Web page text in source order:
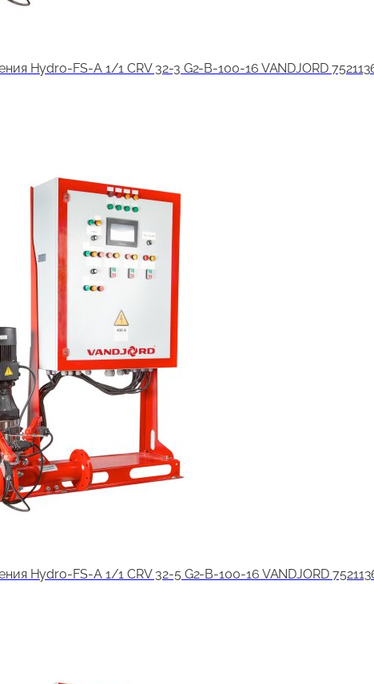
Hydro-FS-A 1/1 CRV 32-3 G2-B-100-16 VANDJORD
Hydro-FS-A 1/1 CRV 32-5 G2-B-100-16 VANDJORD